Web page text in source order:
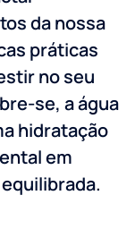
da nossa
práticas
no seu
se, a água
hidratação
em